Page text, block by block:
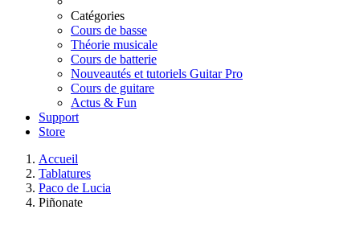
Catégories
Cours de basse
Théorie musicale
Cours de batterie
Nouveautés et tutoriels Guitar Pro
Cours de guitare
Actus & Fun
Support
Store
Accueil
Tablatures
Paco de Lucia
Piñonate